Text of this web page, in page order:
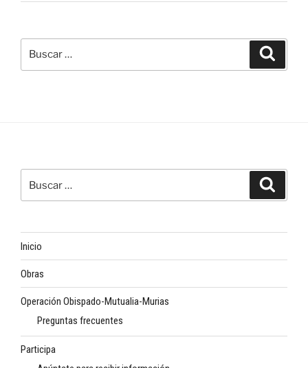
Inicio
Obras
Operación Obispado-Mutualia-Murias
Preguntas frecuentes
Participa